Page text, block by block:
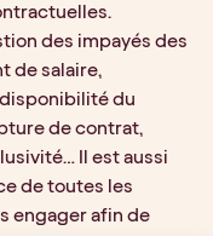
des impayés des
de salaire,
du
de contrat,
Il est aussi
de toutes les
engager afin de